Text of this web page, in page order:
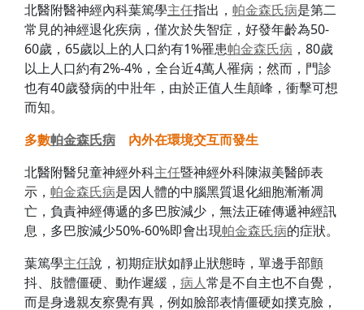
北醫附醫神經內科葉篤學主任指出， 帕金森氏病是第二
常見的神經退化疾病，僅次於失智症，好發年齡為50-
60歲，65歲以上的人口約有1%罹患帕金森氏病 ，80歲
以上人口約有2%-4%，全台近4萬人罹病；然而，門診
也有40歲發病的中壯年，由於正值人生顛峰，衝擊可想
而知。
多數帕金森氏病內外在環境交互而發生
北醫附醫兒童神經外科主任暨神經外科陳淑美醫師表
示， 帕金森氏病是因人體的中腦黑質退化細胞漸漸凋
亡，負責神經傳遞的多巴胺減少，無法正確傳遞神經訊
息，多巴胺減少50%-60%即會出現帕金森氏病的症狀。
葉篤學主任說，初期症狀如靜止狀態時，單邊手部顫
抖、肢體僵硬、動作遲緩， 病人常是不自主也不自覺，
而是身邊親友察覺有異，例如臉部表情僵硬如撲克臉，